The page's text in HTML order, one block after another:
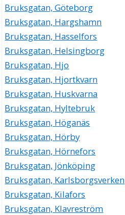
Bruksgatan, Göteborg
Bruksgatan, Hargshamn
Bruksgatan, Hasselfors
Bruksgatan, Helsingborg
Bruksgatan, Hjo
Bruksgatan, Hjortkvarn
Bruksgatan, Huskvarna
Bruksgatan, Hyltebruk
Bruksgatan, Höganäs
Bruksgatan, Hörby
Bruksgatan, Hörnefors
Bruksgatan, Jönköping
Bruksgatan, Karlsborgsverken
Bruksgatan, Kilafors
Bruksgatan, Klavreström